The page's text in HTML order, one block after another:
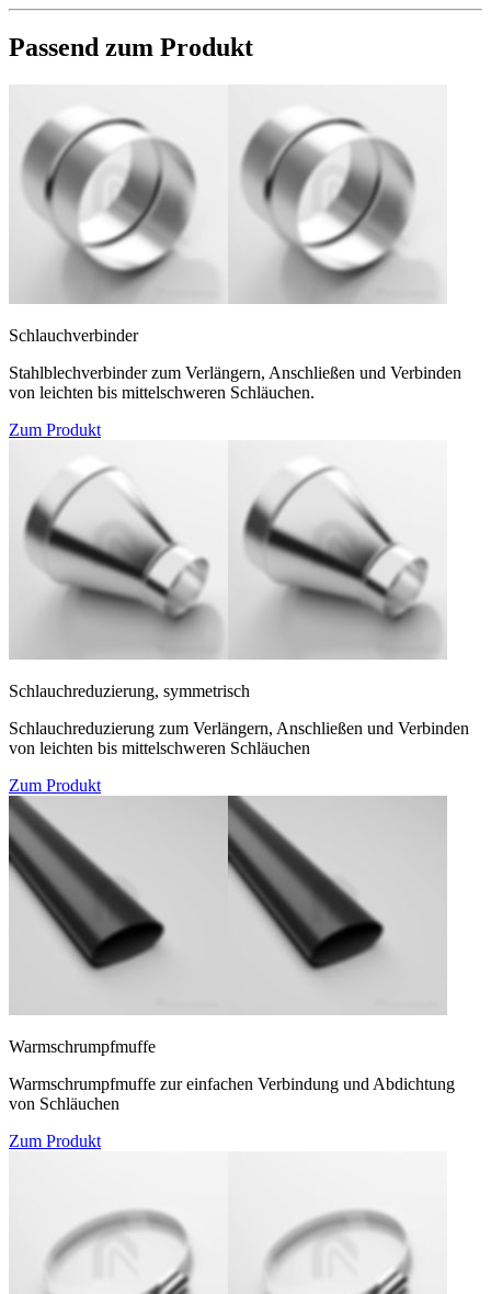
Passend zum Produkt
Schlauchverbinder
Stahlblechverbinder zum Verlängern, Anschließen und Verbinden
von leichten bis mittelschweren Schläuchen.
Zum Produkt
Schlauchreduzierung, symmetrisch
Schlauchreduzierung zum Verlängern, Anschließen und Verbinden
von leichten bis mittelschweren Schläuchen
Zum Produkt
Warmschrumpfmuffe
Warmschrumpfmuffe zur einfachen Verbindung und Abdichtung
von Schläuchen
Zum Produkt